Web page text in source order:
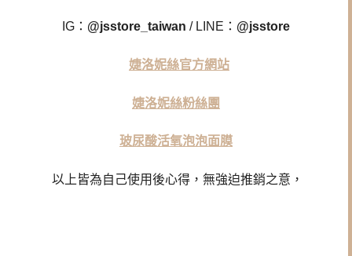
IG： @jsstore_taiwan / LINE： @jsstore
婕洛妮絲官方網站
婕洛妮絲粉絲團
玻尿酸活氧泡泡面膜
以上皆為自己使用後心得，無強迫推銷之意，